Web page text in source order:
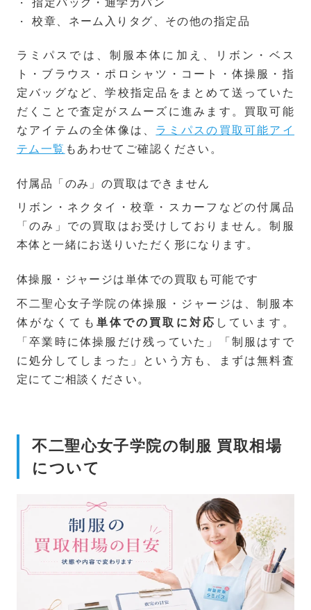
校章、ネーム入りタグ、その他の指定品
ラミパスでは、制服本体に加え、リボン・ベス
ト・ブラウス・ポロシャツ・コート・体操服・指
定バッグなど、学校指定品をまとめて送っていた
だくことで査定がスムーズに進みます。買取可能
なアイテムの全体像は、 ラミパスの買取可能アイ
テム一覧 もあわせてご確認ください。
付属品「のみ」の買取はできません
リボン・ネクタイ・校章・スカーフなどの付属品
「のみ」での買取はお受けしておりません。制服
本体と一緒にお送りいただく形になります。
体操服・ジャージは単体での買取も可能です
不二聖心女子学院の体操服・ジャージは、制服本
体がなくても 単体での買取に対応 しています。
「卒業時に体操服だけ残っていた」「制服はすで
に処分してしまった」という方も、まずは無料査
定にてご相談ください。
不二聖心女子学院の制服 買取相場
について